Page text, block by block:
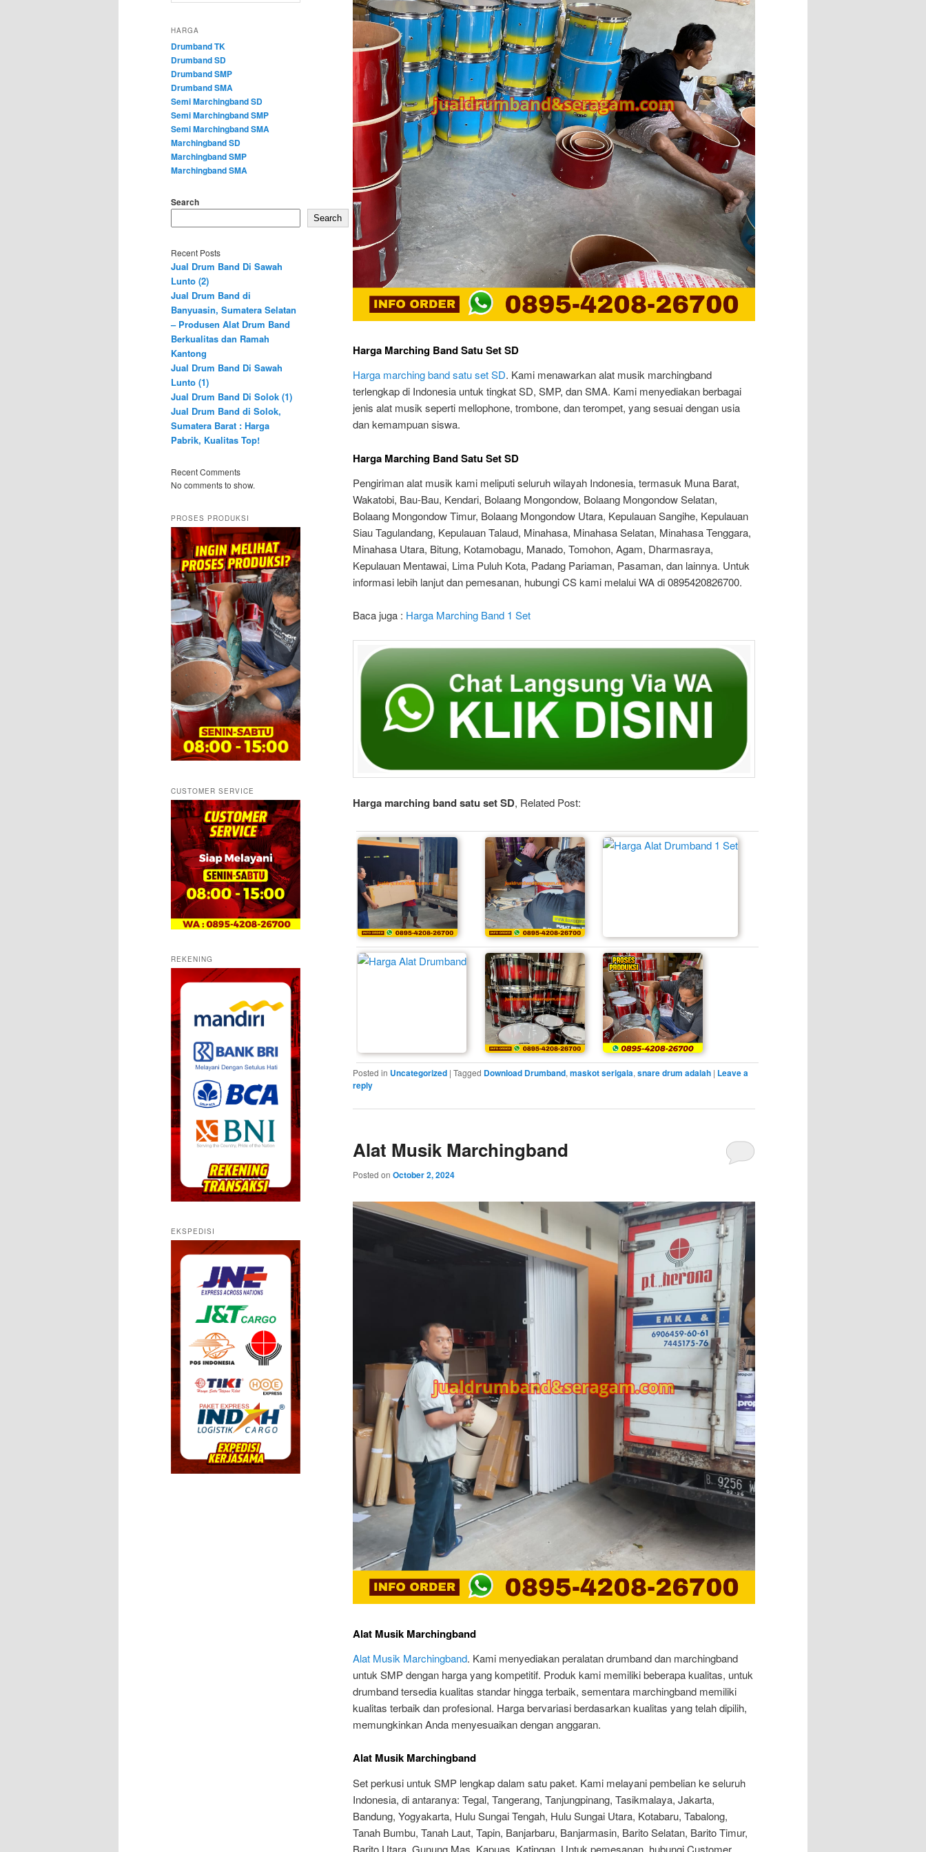
Harga Marching Band Satu Set SD
Harga marching band satu set SD. Kami menawarkan alat musik marchingband
terlengkap di Indonesia untuk tingkat SD, SMP, dan SMA. Kami menyediakan berbagai
jenis alat musik seperti mellophone, trombone, dan terompet, yang sesuai dengan usia
dan kemampuan siswa.
Harga Marching Band Satu Set SD
Pengiriman alat musik kami meliputi seluruh wilayah Indonesia, termasuk Muna Barat,
Wakatobi, Bau-Bau, Kendari, Bolaang Mongondow, Bolaang Mongondow Selatan,
Bolaang Mongondow Timur, Bolaang Mongondow Utara, Kepulauan Sangihe, Kepulauan
Siau Tagulandang, Kepulauan Talaud, Minahasa, Minahasa Selatan, Minahasa Tenggara,
Minahasa Utara, Bitung, Kotamobagu, Manado, Tomohon, Agam, Dharmasraya,
Kepulauan Mentawai, Lima Puluh Kota, Padang Pariaman, Pasaman, dan lainnya. Untuk
informasi lebih lanjut dan pemesanan, hubungi CS kami melalui WA di 0895420826700.
Baca juga : Harga Marching Band 1 Set
Harga marching band satu set SD, Related Post:
Posted in Uncategorized | Tagged Download Drumband,maskot serigala,snare drum adalah | Leave a
reply
Alat Musik Marchingband
Posted on October 2, 2024
Alat Musik Marchingband
Alat Musik Marchingband. Kami menyediakan peralatan drumband dan marchingband
untuk SMP dengan harga yang kompetitif. Produk kami memiliki beberapa kualitas, untuk
drumband tersedia kualitas standar hingga terbaik, sementara marchingband memiliki
kualitas terbaik dan profesional. Harga bervariasi berdasarkan kualitas yang telah dipilih,
memungkinkan Anda menyesuaikan dengan anggaran.
Alat Musik Marchingband
Set perkusi untuk SMP lengkap dalam satu paket. Kami melayani pembelian ke seluruh
Indonesia, di antaranya: Tegal, Tangerang, Tanjungpinang, Tasikmalaya, Jakarta,
Bandung, Yogyakarta, Hulu Sungai Tengah, Hulu Sungai Utara, Kotabaru, Tabalong,
Tanah Bumbu, Tanah Laut, Tapin, Banjarbaru, Banjarmasin, Barito Selatan, Barito Timur,
Barito Utara, Gunung Mas, Kapuas, Katingan. Untuk pemesanan, hubungi Customer
HARGA
Drumband TK
Drumband SD
Drumband SMP
Drumband SMA
Semi Marchingband SD
Semi Marchingband SMP
Semi Marchingband SMA
Marchingband SD
Marchingband SMP
Marchingband SMA
Search
Search
Recent Posts
Jual Drum Band Di Sawah
Lunto (2)
Jual Drum Band di
Banyuasin, Sumatera Selatan
– Produsen Alat Drum Band
Berkualitas dan Ramah
Kantong
Jual Drum Band Di Sawah
Lunto (1)
Jual Drum Band Di Solok (1)
Jual Drum Band di Solok,
Sumatera Barat : Harga
Pabrik, Kualitas Top!
Recent Comments
No comments to show.
PROSES PRODUKSI
CUSTOMER SERVICE
REKENING
EKSPEDISI